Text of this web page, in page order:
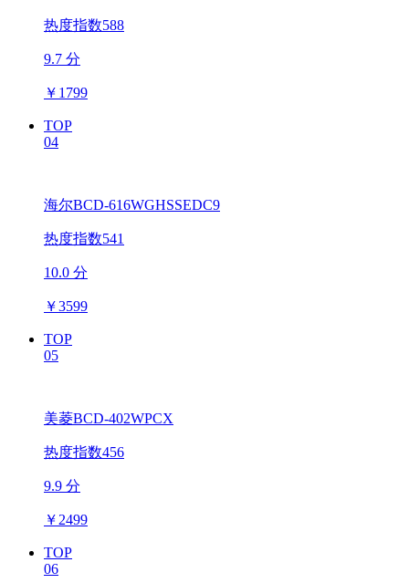
热度指数588
9.7 分
￥ 1799
TOP
04
海尔BCD-616WGHSSEDC9
热度指数541
10.0 分
￥3599
TOP
05
美菱BCD-402WPCX
热度指数456
9.9 分
￥ 2499
TOP
06